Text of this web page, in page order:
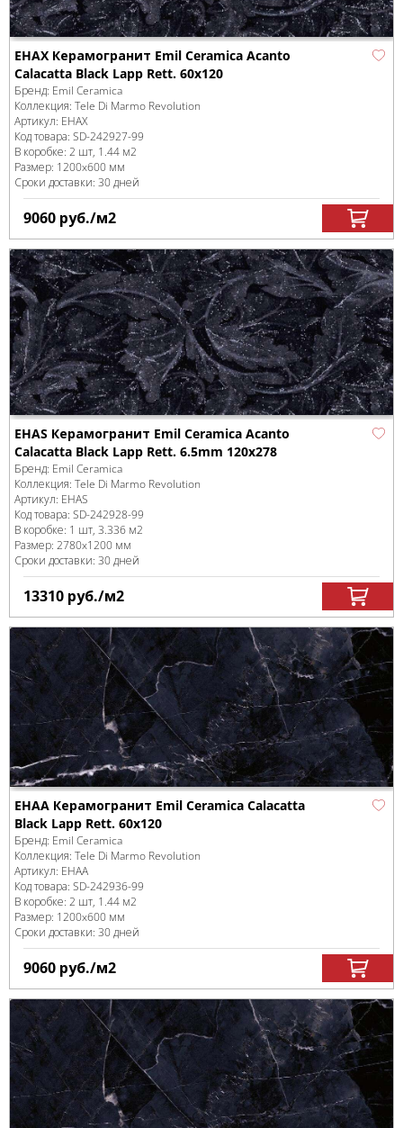
EHAX Керамогранит Emil Ceramica Acanto
Calacatta Black Lapp Rett. 60x120
Бренд: Emil Ceramica
Коллекция: Tele Di Marmo Revolution
Артикул: EHAX
Код товара: SD-242927-99
В коробке: 2 шт, 1.44 м2
Размер: 1200x600 мм
Сроки доставки: 30 дней
9060 руб./м2
EHAS Керамогранит Emil Ceramica Acanto
Calacatta Black Lapp Rett. 6.5mm 120x278
Бренд: Emil Ceramica
Коллекция: Tele Di Marmo Revolution
Артикул: EHAS
Код товара: SD-242928-99
В коробке: 1 шт, 3.336 м2
Размер: 2780x1200 мм
Сроки доставки: 30 дней
13310 руб./м2
EHAA Керамогранит Emil Ceramica Calacatta
Black Lapp Rett. 60x120
Бренд: Emil Ceramica
Коллекция: Tele Di Marmo Revolution
Артикул: EHAA
Код товара: SD-242936-99
В коробке: 2 шт, 1.44 м2
Размер: 1200x600 мм
Сроки доставки: 30 дней
9060 руб./м2